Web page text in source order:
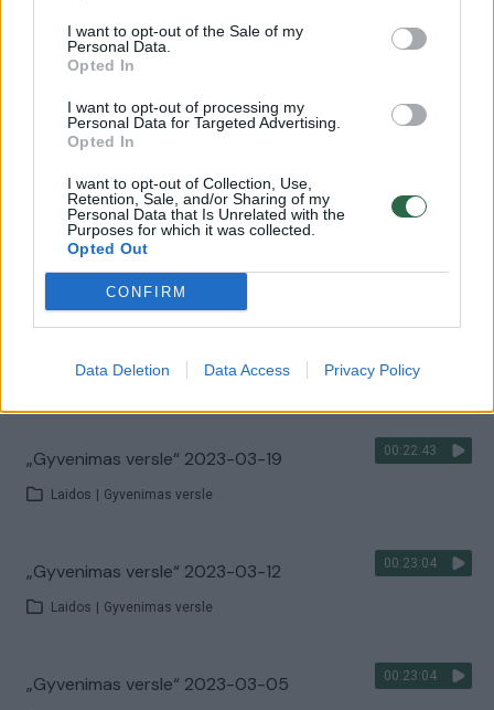
I want to opt-out of the Sale of my
Personal Data.
Opted In
I want to opt-out of processing my
Personal Data for Targeted Advertising.
Opted In
I want to opt-out of Collection, Use,
Retention, Sale, and/or Sharing of my
Personal Data that Is Unrelated with the
Purposes for which it was collected.
Opted Out
CONFIRM
Data Deletion Data Access Privacy Policy
„Gyvenimas versle“ 2023-04-02
Laidos | Gyvenimas versle
„Gyvenimas versle“ 2023-03-26
Laidos | Gyvenimas versle
Garsi nuomonės formuotoja ir klestinčio verslo
00:22:43
„Gyvenimas versle“ 2023-03-19
Laidos Gyvenimas versle
00:23:04
„Gyvenimas versle“ 2023-03-12
Laidos Gyvenimas versle
00:23:04
„Gyvenimas versle“ 2023-03-05